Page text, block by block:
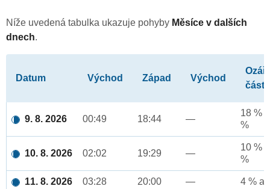
Níže uvedená tabulka ukazuje pohyby Měsíce v dalších
dnech.
Datum Východ Západ Východ
část
9. 8. 2026 00:49 18:44 —
18 %
%
10. 8. 2026 02:02 19:29 —
10 %
%
11. 8. 2026 03:28 20:00 — 4 %